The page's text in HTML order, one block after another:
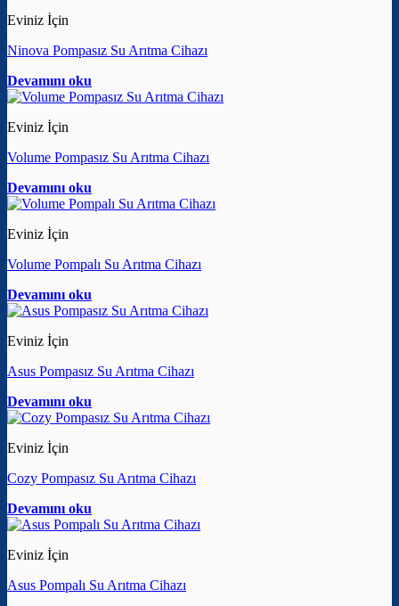
Eviniz İçin
Ninova Pompasız Su Arıtma Cihazı
Devamını oku
Eviniz İçin
Volume Pompasız Su Arıtma Cihazı
Devamını oku
Eviniz İçin
Volume Pompalı Su Arıtma Cihazı
Devamını oku
Eviniz İçin
Asus Pompasız Su Arıtma Cihazı
Devamını oku
Eviniz İçin
Cozy Pompasız Su Arıtma Cihazı
Devamını oku
Eviniz İçin
Asus Pompalı Su Arıtma Cihazı